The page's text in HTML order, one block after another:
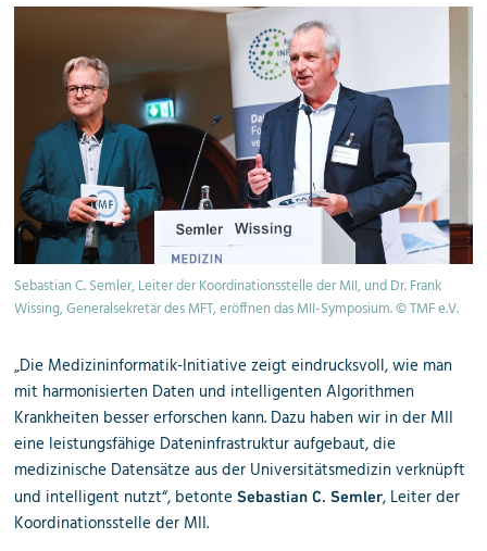
Sebastian C. Semler, Leiter der Koordinationsstelle der MII, und Dr. Frank
Wissing, Generalsekretär des MFT, eröffnen das MII-Symposium. © TMF e.V.
„Die Medizininformatik-Initiative zeigt eindrucksvoll, wie man
mit harmonisierten Daten und intelligenten Algorithmen
Krankheiten besser erforschen kann. Dazu haben wir in der MII
eine leistungsfähige Dateninfrastruktur aufgebaut, die
medizinische Datensätze aus der Universitätsmedizin verknüpft
und intelligent nutzt“, betonteSebastian C. Semler, Leiter der
Koordinationsstelle der MII.